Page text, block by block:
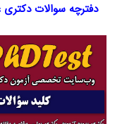
دفترچه سوالات دکتری